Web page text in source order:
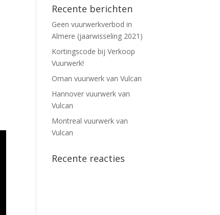
Recente berichten
Geen vuurwerkverbod in
Almere (jaarwisseling 2021)
Kortingscode bij Verkoop
Vuurwerk!
Oman vuurwerk van Vulcan
Hannover vuurwerk van
Vulcan
Montreal vuurwerk van
Vulcan
Recente reacties